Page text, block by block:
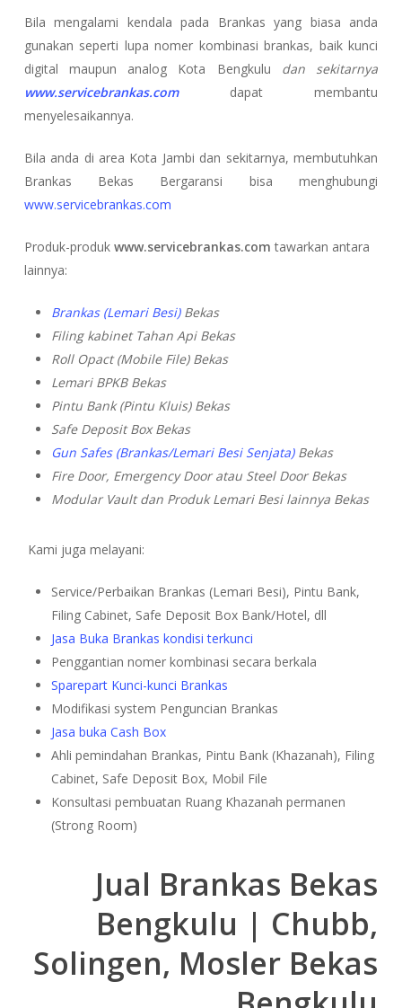
Bila mengalami kendala pada Brankas yang biasa anda
gunakan seperti lupa nomer kombinasi brankas, baik kunci
digital maupun analog Kota Bengkulu dan sekitarnya
www.servicebrankas.comdapat membantu
menyelesaikannya.
Bila anda di area Kota Jambi dan sekitarnya, membutuhkan
Brankas Bekas Bergaransi bisa menghubungi
www.servicebrankas.com
Produk-produk www.servicebrankas.com tawarkan antara
lainnya:
Brankas (Lemari Besi)Bekas
Filing kabinet Tahan Api Bekas
Roll Opact (Mobile File) Bekas
Lemari BPKB Bekas
Pintu Bank (Pintu Kluis) Bekas
Safe Deposit Box Bekas
Gun Safes (Brankas/Lemari Besi Senjata)Bekas
Fire Door, Emergency Door atau Steel Door Bekas
Modular Vault dan Produk Lemari Besi lainnya Bekas
Kami juga melayani:
Service/Perbaikan Brankas (Lemari Besi), Pintu Bank,
Filing Cabinet, Safe Deposit Box Bank/Hotel, dll
Jasa Buka Brankas kondisi terkunci
Penggantian nomer kombinasi secara berkala
Sparepart Kunci-kunci Brankas
Modifikasi system Penguncian Brankas
Jasa buka Cash Box
Ahli pemindahan Brankas, Pintu Bank (Khazanah), Filing
Cabinet, Safe Deposit Box, Mobil File
Konsultasi pembuatan Ruang Khazanah permanen
(Strong Room)
Jual Brankas Bekas
Bengkulu | Chubb,
Solingen, Mosler Bekas